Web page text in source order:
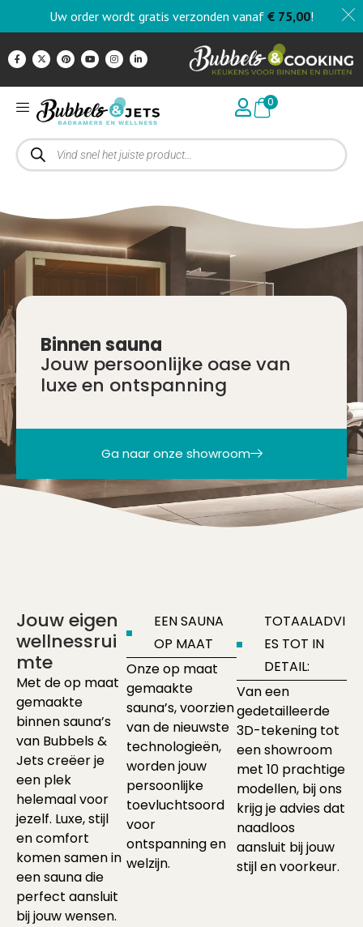
Uw order wordt gratis verzonden vanaf € 75,00!
0
Binnen sauna
Jouw persoonlijke oase van
luxe en ontspanning
Ga naar onze showroom
Jouw eigen
wellnessrui
mte
Met de op maat
gemaakte
binnen sauna’s
van Bubbels &
Jets creëer je
een plek
helemaal voor
jezelf. Luxe, stijl
en comfort
komen samen in
een sauna die
perfect aansluit
bij jouw wensen.
EEN SAUNA
OP MAAT
Onze op maat
gemaakte
sauna’s, voorzien
van de nieuwste
technologieën,
worden jouw
persoonlijke
toevluchtsoord
voor
ontspanning en
welzijn.
TOTAALADVI
ES TOT IN
DETAIL:
Van een
gedetailleerde
3D-tekening tot
een showroom
met 10 prachtige
modellen, bij ons
krijg je advies dat
naadloos
aansluit bij jouw
stijl en voorkeur.